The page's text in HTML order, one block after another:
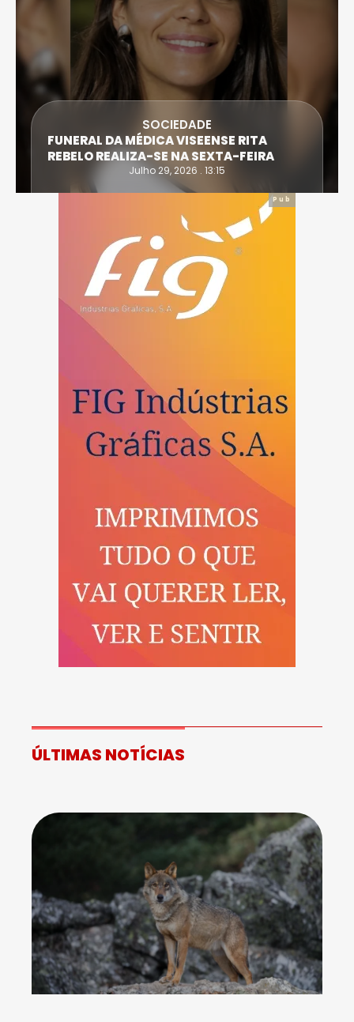
SOCIEDADE
FUNERAL DA MÉDICA VISEENSE RITA
REBELO REALIZA-SE NA SEXTA-FEIRA
Julho 29, 2026 . 13:15
Pub
ÚLTIMAS NOTÍCIAS